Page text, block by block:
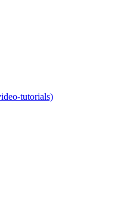
tutorials)